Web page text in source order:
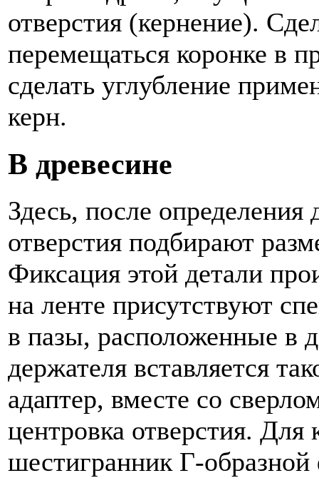
отверстия (кернение).
перемещаться коронке в
сделать углубление
керн.
В древесине
Здесь, после определения
отверстия подбирают
Фиксация этой детали
на ленте присутствуют
в пазы, расположенные в
держателя вставляется
адаптер, вместе со
центровка отверстия. Для
шестигранник Г-